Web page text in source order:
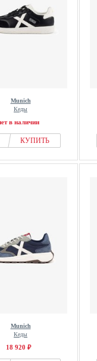
Munich
Кеды
в наличии
КУПИТЬ
Munich
Кеды
18 920 ₽